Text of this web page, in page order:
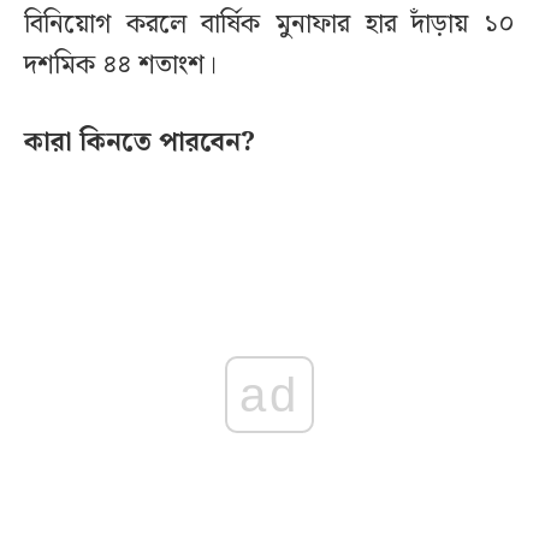
বিনিয়োগ করলে বার্ষিক মুনাফার হার দাঁড়ায় ১০
দশমিক ৪৪ শতাংশ।
কারা কিনতে পারবেন?
ad